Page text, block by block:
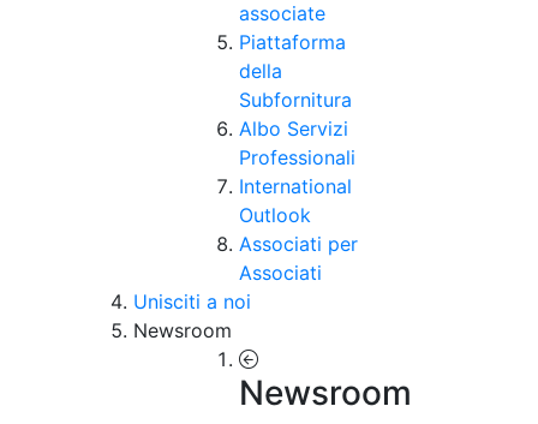
associate
Piattaforma
della
Subfornitura
Albo Servizi
Professionali
International
Outlook
Associati per
Associati
Unisciti a noi
Newsroom
Newsroom